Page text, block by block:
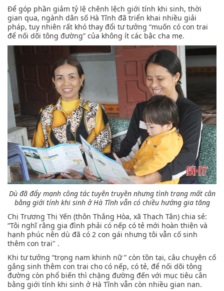
Để góp phần giảm tỷ lệ chênh lệch giới tính khi sinh, thời
gian qua, ngành dân số Hà Tĩnh đã triển khai nhiều giải
pháp, tuy nhiên rất khó thay đổi tư tưởng “muốn có con trai
để nối dõi tông đường” của không ít các bậc cha mẹ.
Dù đã đẩy mạnh công tác tuyên truyền nhưng tình trạng mất cân
bằng giới tính khi sinh ở Hà Tĩnh vẫn có chiều hướng gia tăng
Chị Trương Thị Yến (thôn Thắng Hòa, xã Thạch Tân) chia sẻ:
“Tôi nghĩ rằng gia đình phải có nếp có tẻ mới hoàn thiện và
hạnh phúc nên dù đã có 2 con gái nhưng tôi vẫn cố sinh
thêm con trai" .
Khi tư tưởng “trọng nam khinh nữ ” còn tồn tại, câu chuyện cố
gắng sinh thêm con trai cho có nếp, có tẻ, để nối dõi tông
đường còn phổ biến thì chặng đường đến với mục tiêu cân
bằng giới tính khi sinh ở Hà Tĩnh vẫn còn nhiều gian nan.